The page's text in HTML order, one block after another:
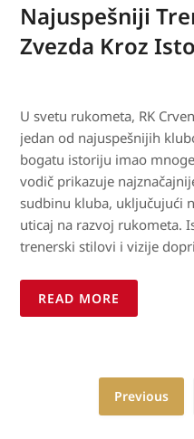
Najuspešniji
Zvezda Kroz
U svetu rukometa, RK
jedan od najuspešnijih
bogatu istoriju imao
vodič prikazuje
sudbinu kluba, uključujući
uticaj na razvoj rukometa.
trenerski stilovi i vizije
READ MORE
Previous